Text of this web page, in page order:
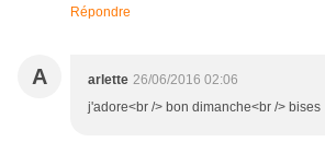
Répondre
A arlette 26/06/2016 02:06
j'adore<br /> bon dimanche<br /> bises